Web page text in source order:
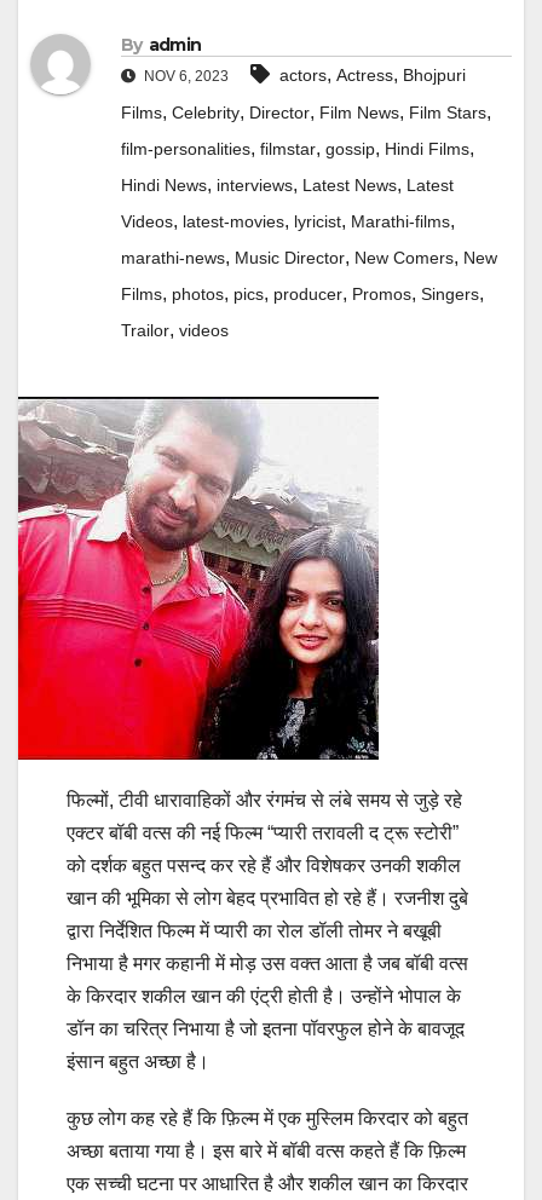
By admin
NOV 6, 2023 actors, Actress, Bhojpuri
Films, Celebrity, Director, Film News, Film Stars,
film-personalities, filmstar, gossip, Hindi Films,
Hindi News, interviews, Latest News, Latest
Videos, latest-movies, lyricist, Marathi-films,
marathi-news, Music Director, New Comers, New
Films, photos, pics, producer, Promos, Singers,
Trailor, videos
फिल्मों, टीवी धारावाहिकों और रंगमंच से लंबे समय से जुड़े रहे
एक्टर बॉबी वत्स की नई फिल्म “प्यारी तरावली द ट्रू स्टोरी”
को दर्शक बहुत पसन्द कर रहे हैं और विशेषकर उनकी शकील
खान की भूमिका से लोग बेहद प्रभावित हो रहे हैं। रजनीश दुबे
द्वारा निर्देशित फिल्म में प्यारी का रोल डॉली तोमर ने बखूबी
निभाया है मगर कहानी में मोड़ उस वक्त आता है जब बॉबी वत्स
के किरदार शकील खान की एंट्री होती है। उन्होंने भोपाल के
डॉन का चरित्र निभाया है जो इतना पॉवरफुल होने के बावजूद
इंसान बहुत अच्छा है।
कुछ लोग कह रहे हैं कि फ़िल्म में एक मुस्लिम किरदार को बहुत
अच्छा बताया गया है। इस बारे में बॉबी वत्स कहते हैं कि फ़िल्म
एक सच्ची घटना पर आधारित है और शकील खान का किरदार